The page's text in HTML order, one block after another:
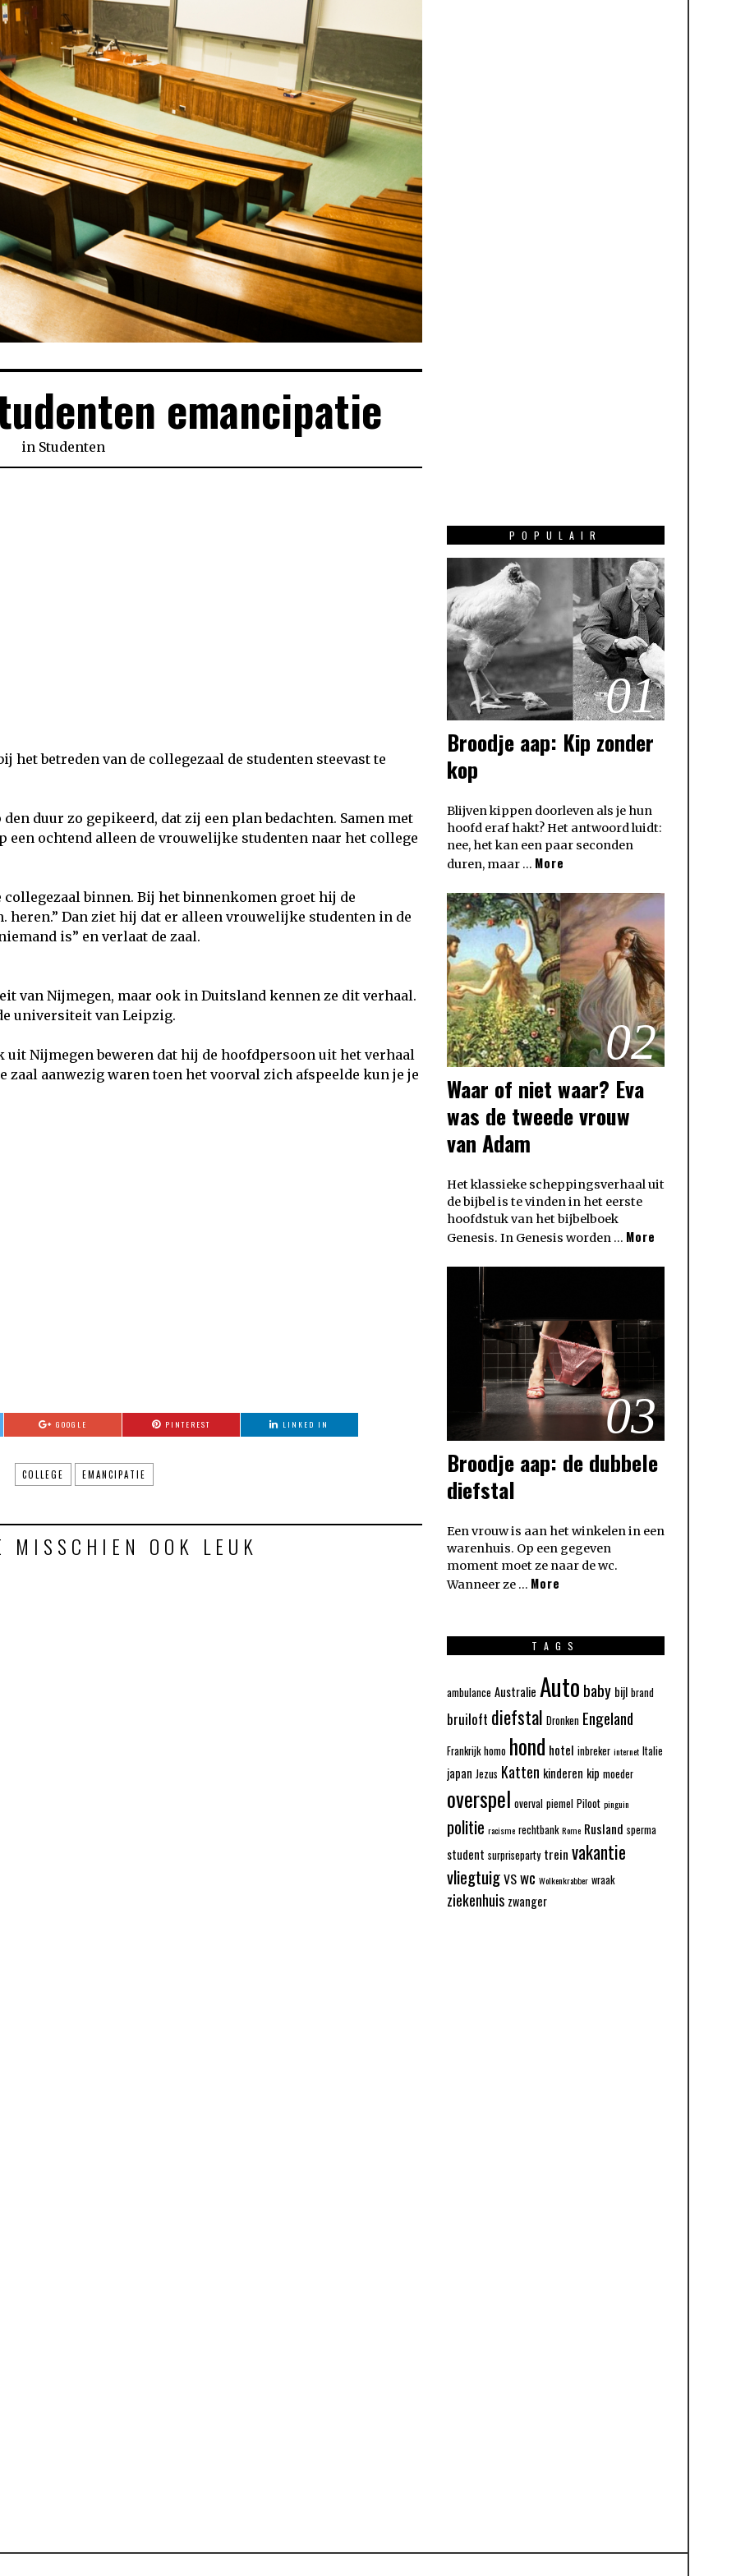
emancipatie
in Studenten
het betreden van de collegezaal de studenten steevast te
duur zo gepikeerd, dat zij een plan bedachten. Samen met
ochtend alleen de vrouwelijke studenten naar het college
binnen. Bij het binnenkomen groet hij de
heren.” Dan ziet hij dat er alleen vrouwelijke studenten in de
is” en verlaat de zaal.
van Nijmegen, maar ook in Duitsland kennen ze dit verhaal.
universiteit van Leipzig.
Nijmegen beweren dat hij de hoofdpersoon uit het verhaal
aanwezig waren toen het voorval zich afspeelde kun je je
GOOGLE PINTEREST LINKED IN
COLLEGE EMANCIPATIE
OOK LEUK
POPULAIR
01
Broodje aap: Kip zonder
kop
Blijven kippen doorleven als je hun
hoofd eraf hakt? Het antwoord luidt:
nee, het kan een paar seconden
duren, maar … More
02
Waar of niet waar? Eva
was de tweede vrouw
van Adam
Het klassieke scheppingsverhaal uit
de bijbel is te vinden in het eerste
hoofdstuk van het bijbelboek
Genesis. In Genesis worden … More
03
Broodje aap: de dubbele
diefstal
Een vrouw is aan het winkelen in een
warenhuis. Op een gegeven
moment moet ze naar de wc.
Wanneer ze … More
TAGS
ambulance Australie Auto baby bijl brand
bruiloft diefstal Dronken Engeland
Frankrijk homo hond hotel inbreker internet Italie
japan Jezus Katten kinderen kip moeder
overspel overval piemel Piloot pinguin
politie racisme rechtbank Rome Rusland sperma
student surpriseparty trein vakantie
vliegtuigVSwc Wolkenkrabber wraak
ziekenhuis zwanger